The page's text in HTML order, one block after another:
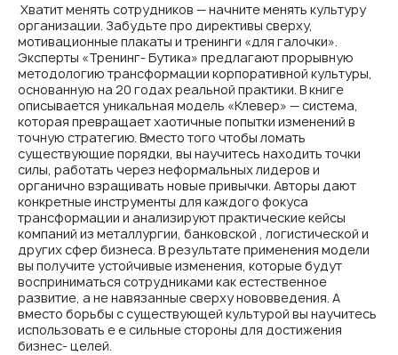
Хватит менять сотрудников — начните менять культуру
организации. Забудьте про директивы сверху,
мотивационные плакаты и тренинги «для галочки».
Эксперты «Тренинг- Бутика» предлагают прорывную
методологию трансформации корпоративной культуры,
основанную на 20 годах реальной практики. В книге
описывается уникальная модель «Клевер» — система,
которая превращает хаотичные попытки изменений в
точную стратегию. Вместо того чтобы ломать
существующие порядки, вы научитесь находить точки
силы, работать через неформальных лидеров и
органично взращивать новые привычки. Авторы дают
конкретные инструменты для каждого фокуса
трансформации и анализируют практические кейсы
компаний из металлургии, банковской , логистической и
других сфер бизнеса. В результате применения модели
вы получите устойчивые изменения, которые будут
восприниматься сотрудниками как естественное
развитие, а не навязанные сверху нововведения. А
вместо борьбы с существующей культурой вы научитесь
использовать е е сильные стороны для достижения
бизнес- целей.